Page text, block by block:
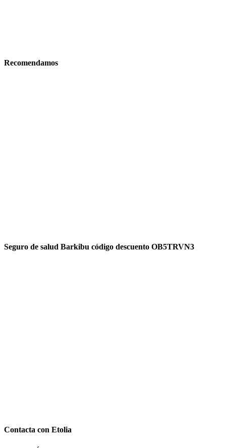
Recomendamos
Seguro de salud Barkibu código descuento OB5TRVN3
Contacta con Etolia